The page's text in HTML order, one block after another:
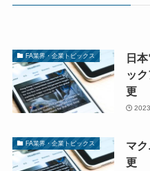
FA業界・企業トピックス
日
ッ
更
FA業界・企業トピックス
マ
更